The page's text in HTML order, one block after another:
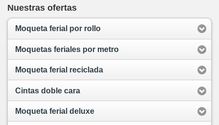
Nuestras ofertas
Moqueta ferial por rollo
Moquetas feriales por metro
Moqueta ferial reciclada
Cintas doble cara
Moqueta ferial deluxe